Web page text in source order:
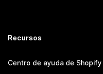
Recursos
Centro de ayuda de Shopify